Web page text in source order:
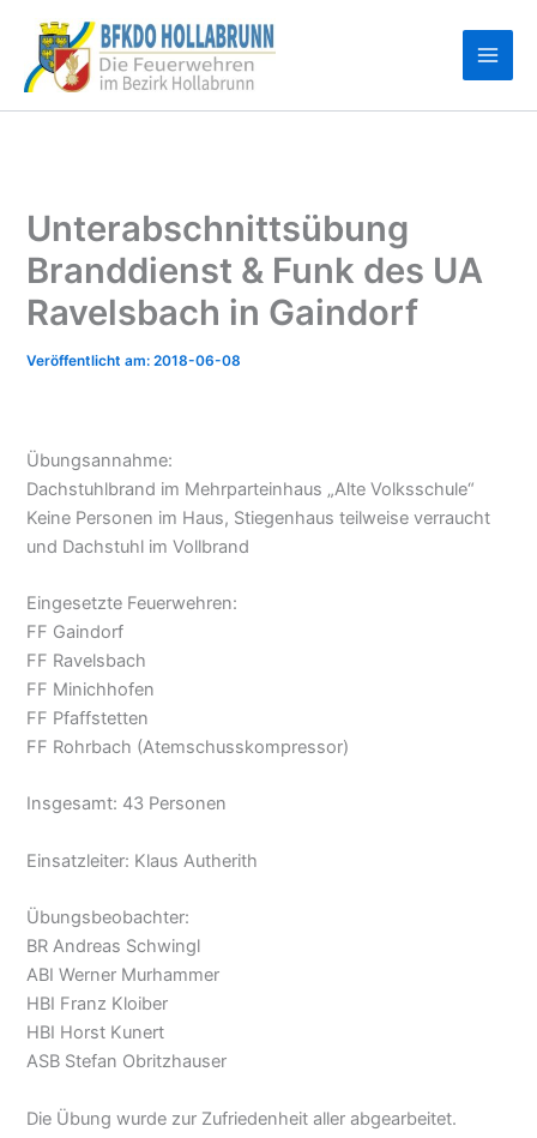
Inhalt
springen
Unterabschnittsübung
Branddienst & Funk des UA
Ravelsbach in Gaindorf
2018-06-08
Übungsannahme:
Dachstuhlbrand im Mehrparteinhaus „Alte Volksschule“
Keine Personen im Haus, Stiegenhaus teilweise verraucht
und Dachstuhl im Vollbrand
Eingesetzte Feuerwehren:
FF Gaindorf
FF Ravelsbach
FF Minichhofen
FF Pfaffstetten
FF Rohrbach (Atemschusskompressor)
Insgesamt: 43 Personen
Einsatzleiter: Klaus Autherith
Übungsbeobachter:
BR Andreas Schwingl
ABI Werner Murhammer
HBI Franz Kloiber
HBI Horst Kunert
ASB Stefan Obritzhauser
Die Übung wurde zur Zufriedenheit aller abgearbeitet.